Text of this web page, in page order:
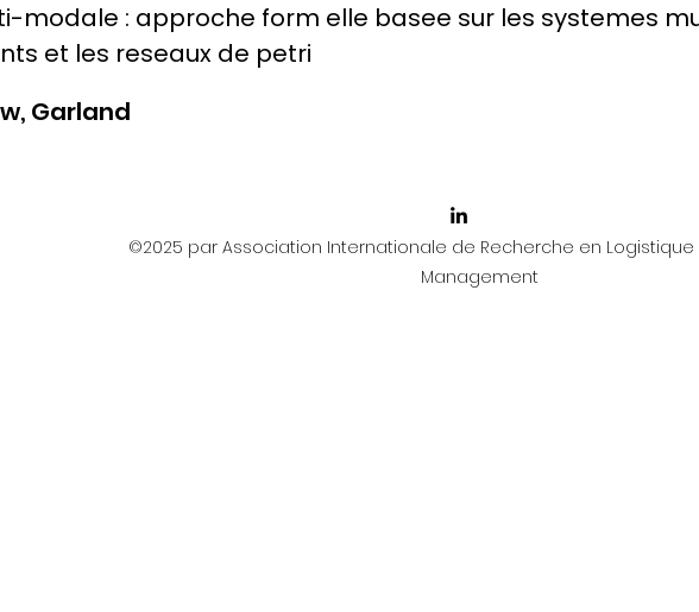
modale : approche form elle basee sur les systemes
et les reseaux de petri
Garland
©2025 par Association Internationale de Recherche en Logistique
Management